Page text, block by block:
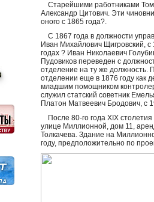
Старейшими работниками
Александр Цитович. Эти
оного с 1865 года?.
С 1867 года в должности
Иван Михайлович Щигровский,
годах ? Иван Николаевич
Пудовиков переведен с
отделение на ту же должность.
отделении еще в 1876 году как
младшим помощником
служил статский советник
Платон Матвеевич Бродович, с
После 80-го года XIX
улице Миллионной, дом 11,
Толкачева. Здание на
году, предположительно по